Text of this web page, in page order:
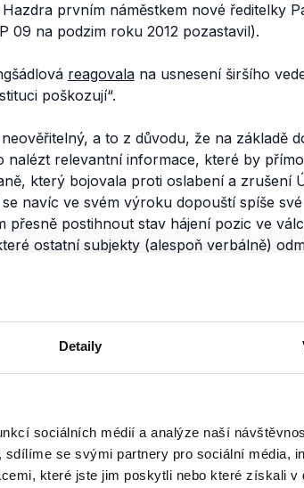
Detaily
sociálních médií a analýze naší
se svými partnery pro sociální média,
které jste jim poskytli nebo které získali v
prvním náměstkem nové ředitelky
09 na podzim roku 2012 pozastavil).
reagovalana usnesení širšího
poškozují“.
a to z důvodu, že na základě
nalézt relevantní informace, které by
který bojovala proti oslabení a zrušení
navíc ve svém výroku dopouští spíše
postihnout stav hájení pozic ve
ostatní subjekty (alespoň verbálně)
Filip - Pospíšil
15. září 2013
Pospíšilem. Oba politici
fragmenty svých volebních